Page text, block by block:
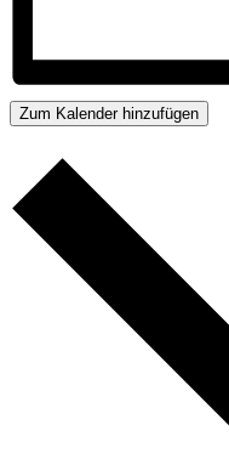
Zum Kalender hinzufügen